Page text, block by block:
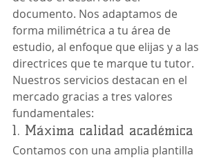
documento. Nos adaptamos de
forma milimétrica a tu área de
estudio, al enfoque que elijas y a las
directrices que te marque tu tutor.
Nuestros servicios destacan en el
mercado gracias a tres valores
fundamentales:
1. Máxima calidad académica
Contamos con una amplia plantilla